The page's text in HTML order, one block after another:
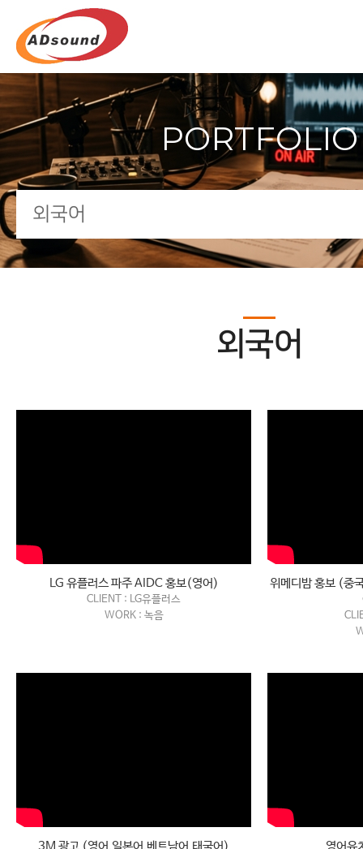
PORTFOLIO
외국어
외국어
LG 유플러스 파주 AIDC 홍보(영어)
CLIENT : LG유플러스
WORK : 녹음
위메디밤 홍보 (중
3M 광고 (영어,일본어,베트남어,태국어) 영어유